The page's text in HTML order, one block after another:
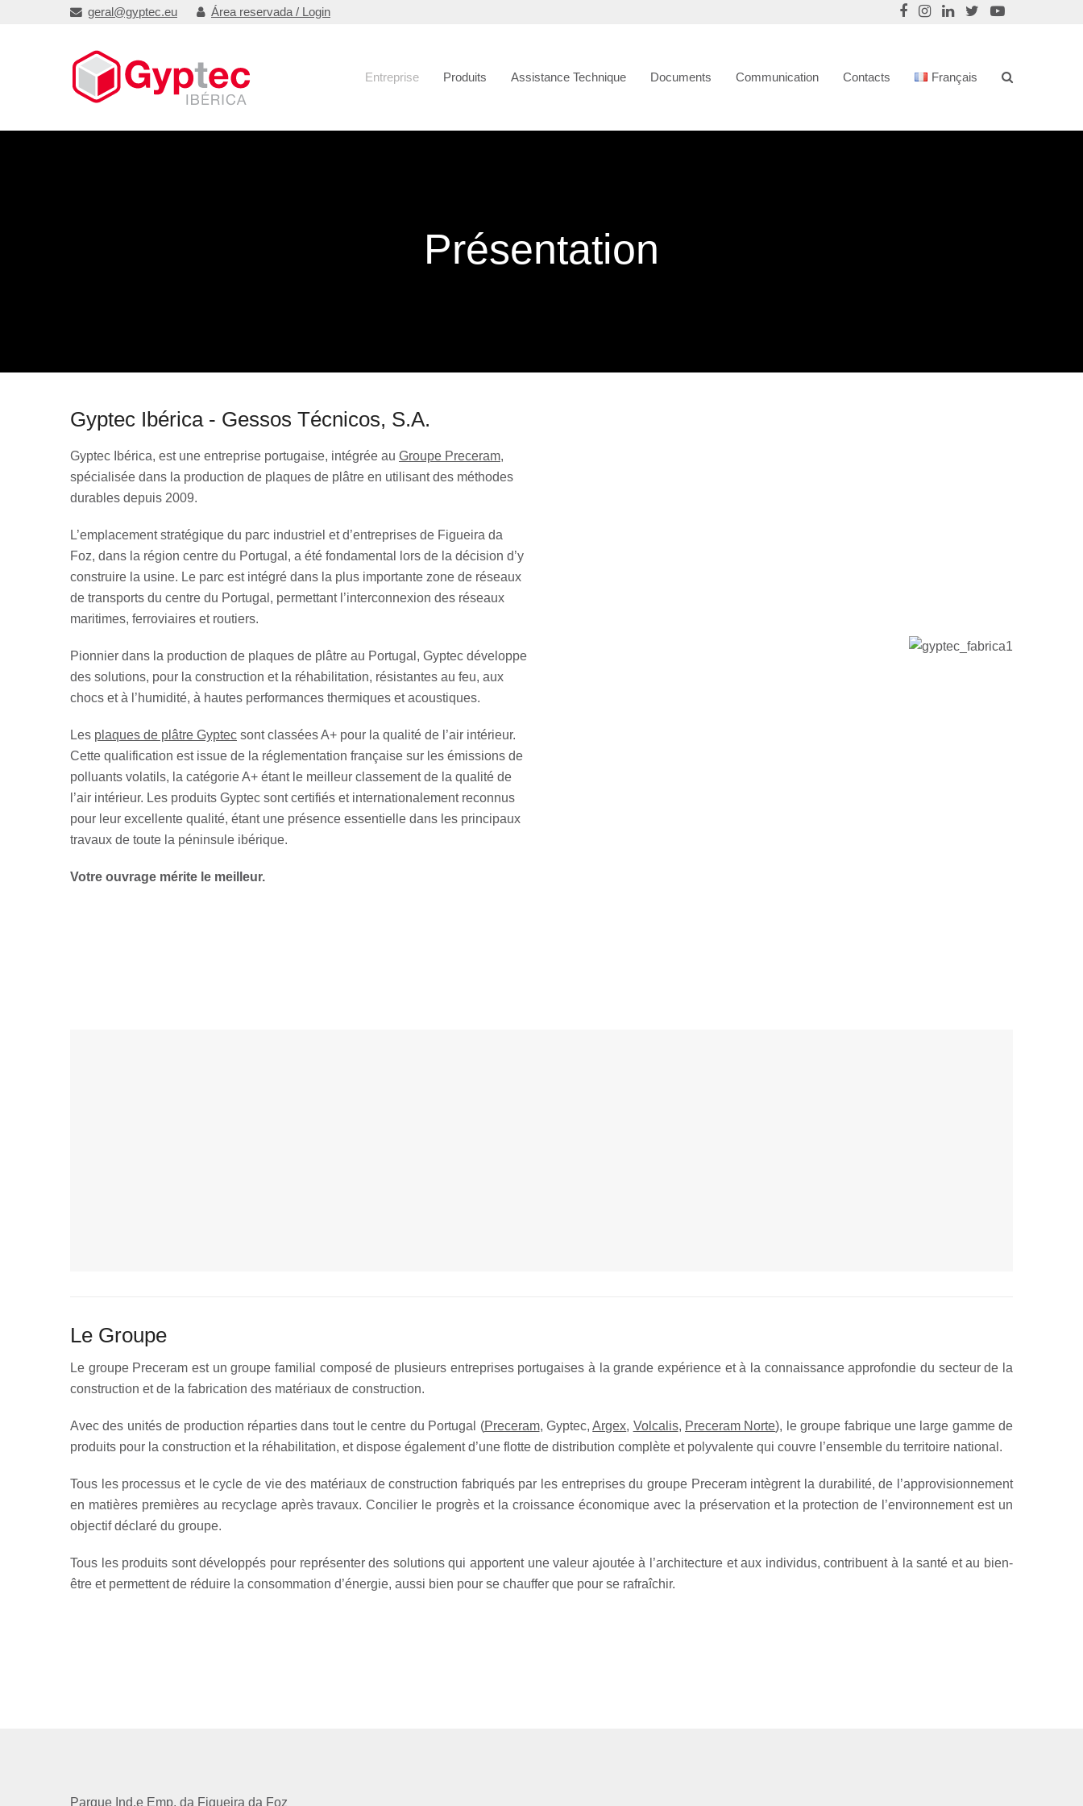
geral@gyptec.eu Área reservada / Login
Entreprise Produits Assistance Technique Documents Communication Contacts Français
Présentation
Gyptec Ibérica - Gessos Técnicos, S.A.
Gyptec Ibérica, est une entreprise portugaise, intégrée au Groupe Preceram,
spécialisée dans la production de plaques de plâtre en utilisant des méthodes
durables depuis 2009.
L’emplacement stratégique du parc industriel et d’entreprises de Figueira da
Foz, dans la région centre du Portugal, a été fondamental lors de la décision d’y
construire la usine. Le parc est intégré dans la plus importante zone de réseaux
de transports du centre du Portugal, permettant l’interconnexion des réseaux
maritimes, ferroviaires et routiers.
Pionnier dans la production de plaques de plâtre au Portugal, Gyptec développe
des solutions, pour la construction et la réhabilitation, résistantes au feu, aux
chocs et à l’humidité, à hautes performances thermiques et acoustiques.
Les plaques de plâtre Gyptec sont classées A+ pour la qualité de l’air intérieur.
Cette qualification est issue de la réglementation française sur les émissions de
polluants volatils, la catégorie A+ étant le meilleur classement de la qualité de
l’air intérieur. Les produits Gyptec sont certifiés et internationalement reconnus
pour leur excellente qualité, étant une présence essentielle dans les principaux
travaux de toute la péninsule ibérique.
Votre ouvrage mérite le meilleur.
Le Groupe
Le groupe Preceram est un groupe familial composé de plusieurs entreprises portugaises à la grande expérience et à la connaissance approfondie du secteur de la
construction et de la fabrication des matériaux de construction.
Avec des unités de production réparties dans tout le centre du Portugal (Preceram, Gyptec,Argex, Volcalis, Preceram Norte), le groupe fabrique une large gamme de
produits pour la construction et la réhabilitation, et dispose également d’une flotte de distribution complète et polyvalente qui couvre l’ensemble du territoire national.
Tous les processus et le cycle de vie des matériaux de construction fabriqués par les entreprises du groupe Preceram intègrent la durabilité, de l’approvisionnement
en matières premières au recyclage après travaux. Concilier le progrès et la croissance économique avec la préservation et la protection de l’environnement est un
objectif déclaré du groupe.
Tous les produits sont développés pour représenter des solutions qui apportent une valeur ajoutée à l’architecture et aux individus, contribuent à la santé et au bien-
être et permettent de réduire la consommation d’énergie, aussi bien pour se chauffer que pour se rafraîchir.
Parque Ind.e Emp. da Figueira da Foz